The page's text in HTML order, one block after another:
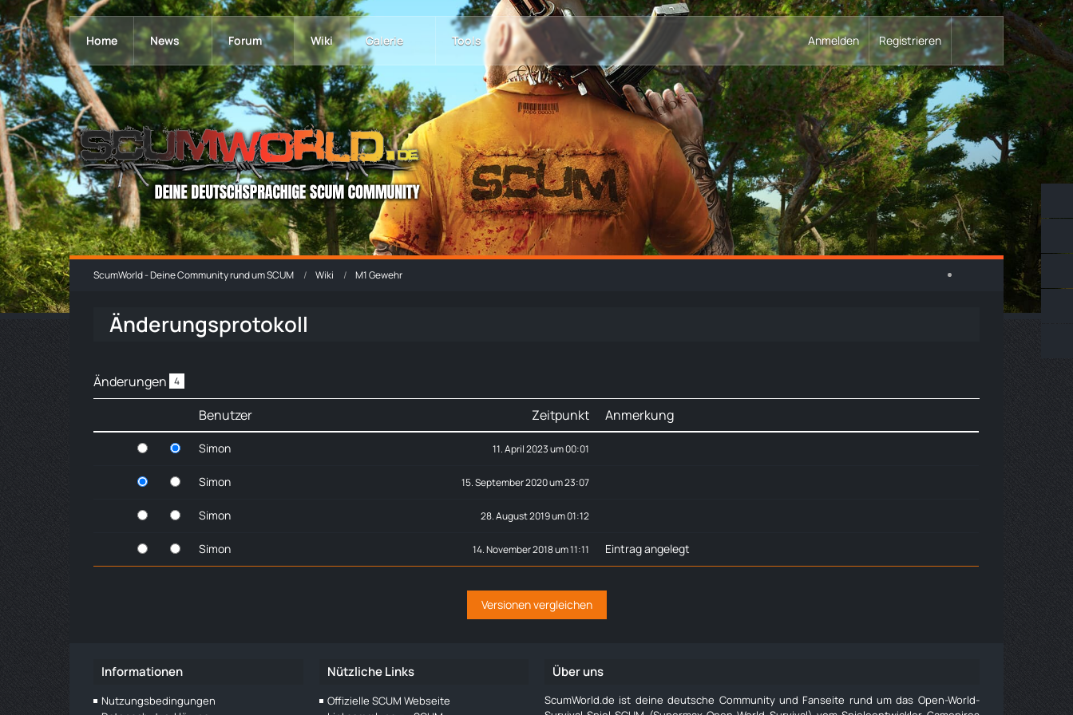
Home News Forum Wiki Galerie Tools Anmelden Registrieren
ScumWorld - Deine Community rund um SCUM Wiki M1 Gewehr
Änderungsprotokoll
Änderungen 4
Benutzer Zeitpunkt Anmerkung
Simon 11. April 2023 um 00:01
Simon 15. September 2020 um 23:07
Simon 28. August 2019 um 01:12
Simon 14. November 2018 um 11:11 Eintrag angelegt
Informationen
Nutzungsbedingungen
Nützliche Links
Offizielle SCUM Webseite
Über uns
ScumWorld.de ist deine deutsche Community und Fanseite rund um das Open-World-